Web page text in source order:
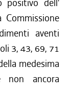
positivo dell'
aventi
3, 43, 69, 71
medesima
non ancora